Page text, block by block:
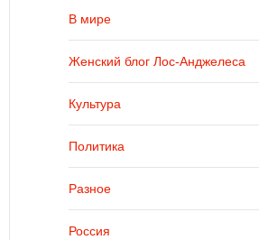
В мире
Женский блог Лос-Анджелеса
Культура
Политика
Разное
Россия